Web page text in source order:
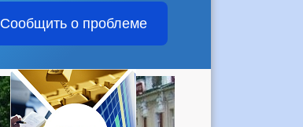
Сообщить о проблеме